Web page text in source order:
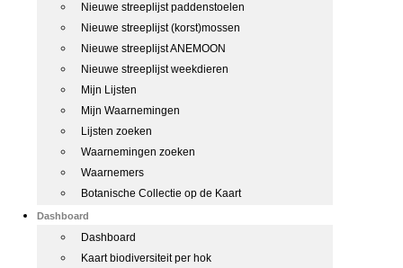
Nieuwe streeplijst paddenstoelen
Nieuwe streeplijst (korst)mossen
Nieuwe streeplijst ANEMOON
Nieuwe streeplijst weekdieren
Mijn Lijsten
Mijn Waarnemingen
Lijsten zoeken
Waarnemingen zoeken
Waarnemers
Botanische Collectie op de Kaart
Dashboard
Dashboard
Kaart biodiversiteit per hok